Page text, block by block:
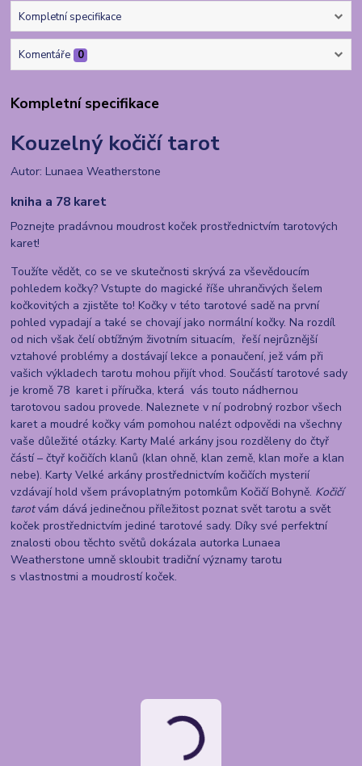
Kompletní specifikace
Komentáře 0
Kompletní specifikace
Kouzelný kočičí tarot
Autor: Lunaea Weatherstone
kniha a 78 karet
Poznejte pradávnou moudrost koček prostřednictvím tarotových
karet!
Toužíte vědět, co se ve skutečnosti skrývá za vševědoucím
pohledem kočky? Vstupte do magické říše uhrančivých šelem
kočkovitých a zjistěte to! Kočky v této tarotové sadě na první
pohled vypadají a také se chovají jako normální kočky. Na rozdíl
od nich však čelí obtížným životním situacím, řeší nejrůznější
vztahové problémy a dostávají lekce a ponaučení, jež vám při
vašich výkladech tarotu mohou přijít vhod. Součástí tarotové sady
je kromě 78 karet i příručka, která vás touto nádhernou
tarotovou sadou provede. Naleznete v ní podrobný rozbor všech
karet a moudré kočky vám pomohou nalézt odpovědi na všechny
vaše důležité otázky. Karty Malé arkány jsou rozděleny do čtyř
částí – čtyř kočičích klanů (klan ohně, klan země, klan moře a klan
nebe). Karty Velké arkány prostřednictvím kočičích mysterií
vzdávají hold všem právoplatným potomkům Kočičí Bohyně. Kočičí
tarotvám dává jedinečnou příležitost poznat svět tarotu a svět
koček prostřednictvím jediné tarotové sady. Díky své perfektní
znalosti obou těchto světů dokázala autorka Lunaea
Weatherstone umně skloubit tradiční významy tarotu
s vlastnostmi a moudrostí koček.